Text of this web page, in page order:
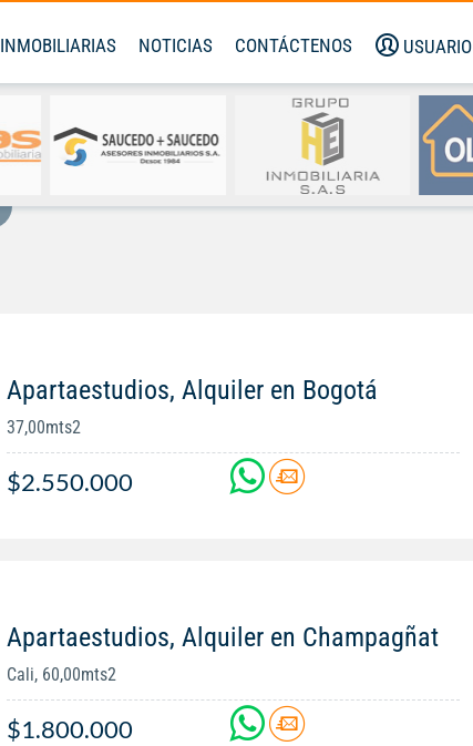
INMOBILIARIAS NOTICIAS CONTÁCTENOS USUARIO
Apartaestudios, Alquiler en Bogotá
37,00mts2
$2.550.000
Apartaestudios, Alquiler en Champagñat
Cali, 60,00mts2
$1.800.000